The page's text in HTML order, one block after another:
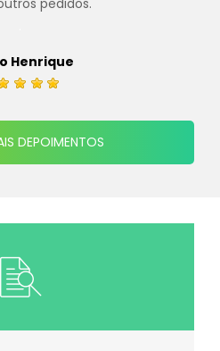
pedidos.
Henrique
DEPOIMENTOS